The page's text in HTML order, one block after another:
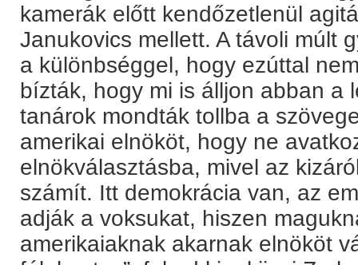
kamerák előtt kendőzetlenül
Janukovics mellett. A távoli múlt
a különbséggel, hogy ezúttal
bízták, hogy mi is álljon abban a
tanárok mondták tollba a
amerikai elnököt, hogy ne
elnökválasztásba, mivel az
számít. Itt demokrácia van, az
adják a voksukat, hiszen
amerikaiaknak akarnak elnököt